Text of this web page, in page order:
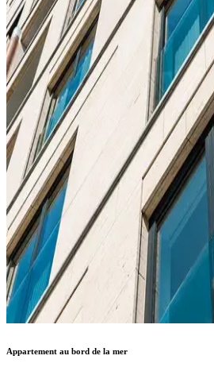
Appartement au bord de la mer